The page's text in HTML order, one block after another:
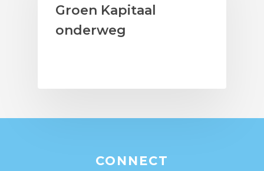
Groen Kapitaal
onderweg
CONNECT